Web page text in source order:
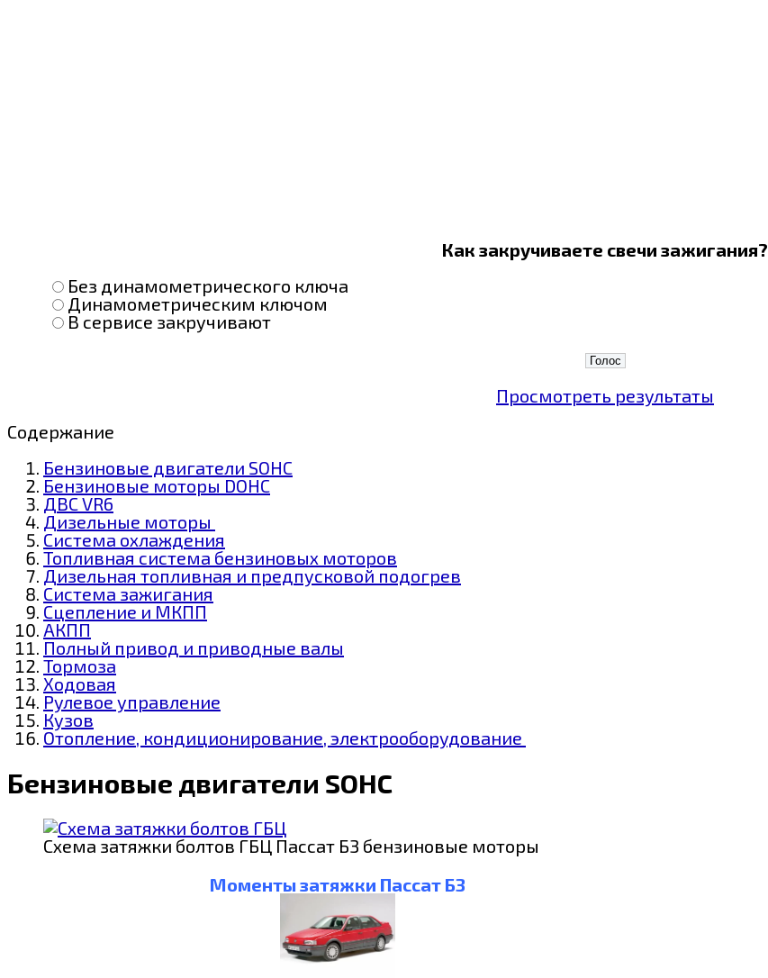
Как закручиваете свечи зажигания?
Без динамометрического ключа
Динамометрическим ключом
В сервисе закручивают
Просмотреть результаты
Содержание
Бензиновые двигатели SOHC
Бензиновые моторы DOHC
ДВС VR6
Дизельные моторы
Система охлаждения
Топливная система бензиновых моторов
Дизельная топливная и предпусковой подогрев
Система зажигания
Сцепление и МКПП
АКПП
Полный привод и приводные валы
Тормоза
Ходовая
Рулевое управление
Кузов
Отопление, кондиционирование, электрооборудование
Бензиновые двигатели SOHC
Схема затяжки болтов ГБЦ Пассат Б3 бензиновые моторы
Моменты затяжки Пассат Б3